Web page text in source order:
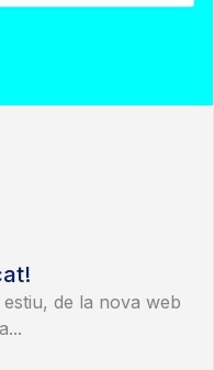
de la nova web